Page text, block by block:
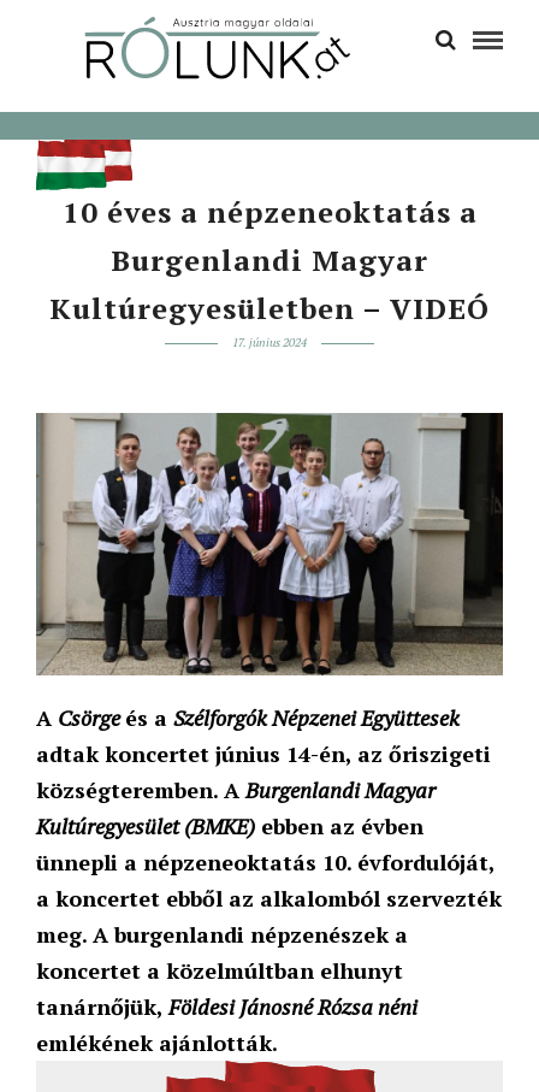
10 éves a népzeneoktatás a
Burgenlandi Magyar
Kultúregyesületben – VIDEÓ
17. június 2024
A Csörgeés a Szélforgók Népzenei Együttesek
adtak koncertet június 14-én, az őriszigeti
községteremben. ABurgenlandi Magyar
Kultúregyesület (BMKE) ebben az évben
ünnepli a népzeneoktatás 10. évfordulóját,
a koncertet ebből az alkalomból szervezték
meg. A burgenlandi népzenészek a
koncertet a közelmúltban elhunyt
tanárnőjük,Földesi Jánosné Rózsa néni
emlékének ajánlották.